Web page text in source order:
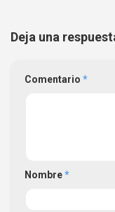
Deja una
Comentario *
Nombre*